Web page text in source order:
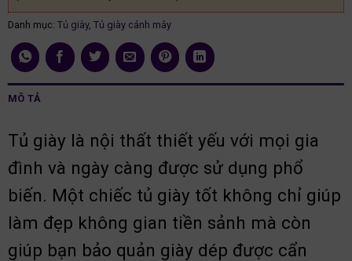
Danh mục: Tủ giày, Tủ giày cánh mây
MÔ TẢ
Tủ giày là nội thất thiết yếu với mọi gia
đình và ngày càng được sử dụng phổ
biến. Một chiếc tủ giày tốt không chỉ giúp
làm đẹp không gian tiền sảnh mà còn
giúp bạn bảo quản giày dép được cẩn